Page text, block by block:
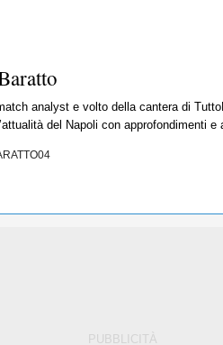
analyst e volto della cantera di
del Napoli con approfondimenti e